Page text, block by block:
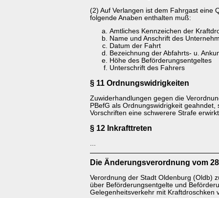
(2) Auf Verlangen ist dem Fahrgast eine
folgende Anaben enthalten muß:
Amtliches Kennzeichen der
Name und Anschrift des
Datum der Fahrt
Bezeichnung der Abfahrts- u.
Höhe des Beförderungsentgeltes
Unterschrift des Fahrers
§ 11 Ordnungswidrigkeiten
Zuwiderhandlungen gegen die
PBefG als Ordnungswidrigkeit
Vorschriften eine schwerere Strafe
§ 12 Inkrafttreten
Die Änderungsverordnung vom
Verordnung der Stadt Oldenburg (Oldb)
über Beförderungsentgelte und
Gelegenheitsverkehr mit Kraftdroschken